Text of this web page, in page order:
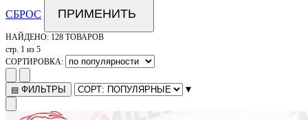
СБРОС ПРИМЕНИТЬ
НАЙДЕНО: 128 ТОВАРОВ
стр. 1 из 5
СОРТИРОВКА:
▤ ФИЛЬТРЫ ▾